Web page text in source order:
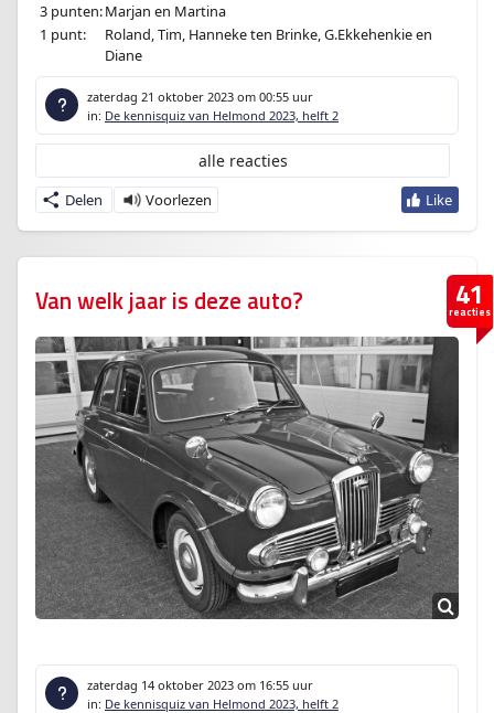
3 punten:Marjan en Martina
1 punt:
Roland, Tim, Hanneke ten Brinke, G.Ekkehenkie en
Diane
zaterdag 21 oktober 2023 om 00:55 uur
in: De kennisquiz van Helmond 2023, helft 2
Delen
alle reacties
41
reacties
Van welk jaar is deze auto?
zaterdag 14 oktober 2023 om 16:55 uur
in: De kennisquiz van Helmond 2023, helft 2